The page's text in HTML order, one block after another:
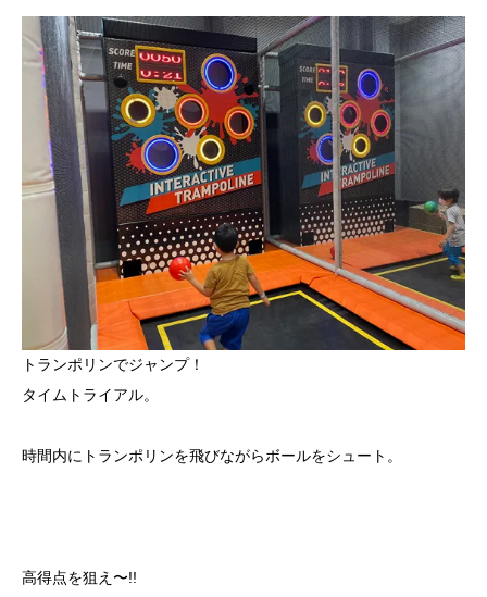
トランポリンでジャンプ！
タイムトライアル。
時間内にトランポリンを飛びながらボールをシュート。
高得点を狙え〜!!